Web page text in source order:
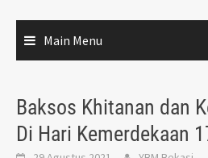
Main Menu
Baksos Khitanan dan
Di Hari Kemerdekaan